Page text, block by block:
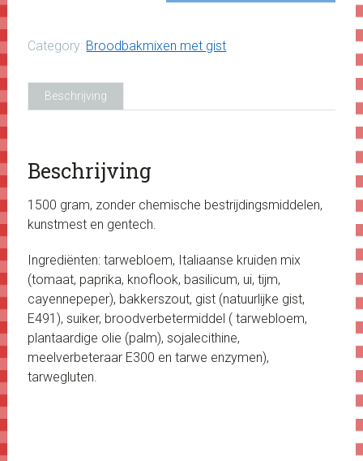
Category: Broodbakmixen met gist
Beschrijving
Beschrijving
1500 gram, zonder chemische bestrijdingsmiddelen,
kunstmest en gentech.
Ingrediënten: tarwebloem, Italiaanse kruiden mix
(tomaat, paprika, knoflook, basilicum, ui, tijm,
cayennepeper), bakkerszout, gist (natuurlijke gist,
E491), suiker, broodverbetermiddel ( tarwebloem,
plantaardige olie (palm), sojalecithine,
meelverbeteraar E300 en tarwe enzymen),
tarwegluten.